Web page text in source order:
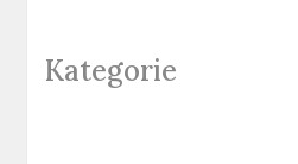
Kategorie